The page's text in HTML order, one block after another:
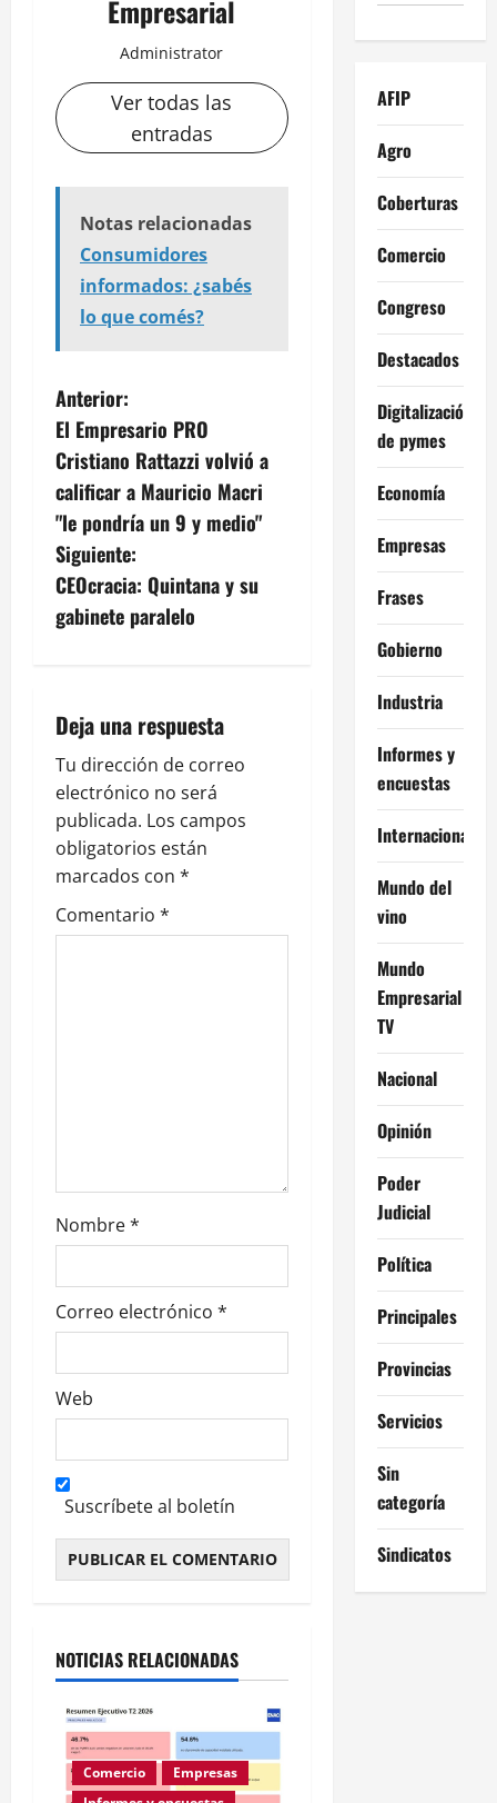
Empresarial
Administrator
Ver todas las
entradas
Notas relacionadas
Consumidores
informados: ¿sabés
lo que comés?
N
a
v
e
g
a
i
ó
n
d
e
d
a
s
Anterior:
El Empresario PRO
Cristiano Rattazzi volvió a
calificar a Mauricio Macri
"le pondría un 9 y medio"
Siguiente:
CEOcracia: Quintana y su
gabinete paralelo
Deja una respuesta
Tu dirección de correo
electrónico no será
publicada. Los campos
obligatorios están
marcados con *
Comentario *
Nombre*
Correo electrónico *
Web
Suscríbete al boletín
NOTICIAS RELACIONADAS
Comercio
Empresas
AFIP
Agro
Coberturas
Comercio
Congreso
Destacados
Digitalización
de pymes
Economía
Empresas
Frases
Gobierno
Industria
Informes y
encuestas
Internacional
Mundo del
vino
Mundo
Empresarial
TV
Nacional
Opinión
Poder
Judicial
Política
Principales
Provincias
Servicios
Sin
categoría
Sindicatos